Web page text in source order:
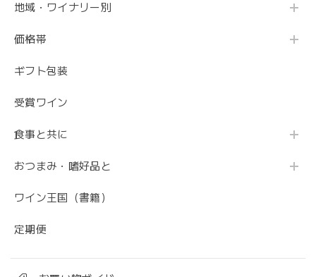
地域・ワイナリー別
価格帯
ギフト包装
受賞ワイン
食事と共に
おつまみ・嗜好品と
ワイン王国（書籍）
定期便